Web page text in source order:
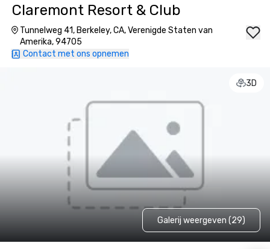
Claremont Resort & Club
Tunnelweg 41, Berkeley, CA, Verenigde Staten van
Amerika, 94705
Contact met ons opnemen
3D
Galerij weergeven (29)